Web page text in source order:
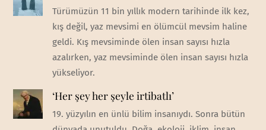
Türümüzün 11 bin yıllık modern tarihinde ilk kez,
kış değil, yaz mevsimi en ölümcül mevsim haline
geldi. Kış mevsiminde ölen insan sayısı hızla
azalırken, yaz mevsiminde ölen insan sayısı hızla
yükseliyor.
‘Her şey her şeyle irtibatlı’
19. yüzyılın en ünlü bilim insanıydı. Sonra bütün